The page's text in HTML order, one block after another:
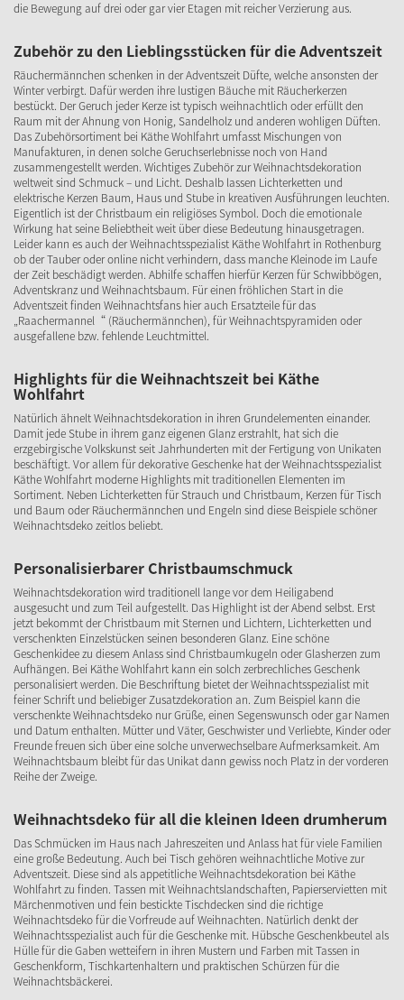
die Bewegung auf drei oder gar vier Etagen mit reicher Verzierung aus.
Zubehör zu den Lieblingsstücken für die Adventszeit
Räuchermännchen schenken in der Adventszeit Düfte, welche ansonsten der
Winter verbirgt. Dafür werden ihre lustigen Bäuche mit Räucherkerzen
bestückt. Der Geruch jeder Kerze ist typisch weihnachtlich oder erfüllt den
Raum mit der Ahnung von Honig, Sandelholz und anderen wohligen Düften.
Das Zubehörsortiment bei Käthe Wohlfahrt umfasst Mischungen von
Manufakturen, in denen solche Geruchserlebnisse noch von Hand
zusammengestellt werden. Wichtiges Zubehör zur Weihnachtsdekoration
weltweit sind Schmuck – und Licht. Deshalb lassen Lichterketten und
elektrische Kerzen Baum, Haus und Stube in kreativen Ausführungen leuchten.
Eigentlich ist der Christbaum ein religiöses Symbol. Doch die emotionale
Wirkung hat seine Beliebtheit weit über diese Bedeutung hinausgetragen.
Leider kann es auch der Weihnachtsspezialist Käthe Wohlfahrt in Rothenburg
ob der Tauber oder online nicht verhindern, dass manche Kleinode im Laufe
der Zeit beschädigt werden. Abhilfe schaffen hierfür Kerzen für Schwibbögen,
Adventskranz und Weihnachtsbaum. Für einen fröhlichen Start in die
Adventszeit finden Weihnachtsfans hier auch Ersatzteile für das
„Raachermannel“ (Räuchermännchen), für Weihnachtspyramiden oder
ausgefallene bzw. fehlende Leuchtmittel.
Highlights für die Weihnachtszeit bei Käthe
Wohlfahrt
Natürlich ähnelt Weihnachtsdekoration in ihren Grundelementen einander.
Damit jede Stube in ihrem ganz eigenen Glanz erstrahlt, hat sich die
erzgebirgische Volkskunst seit Jahrhunderten mit der Fertigung von Unikaten
beschäftigt. Vor allem für dekorative Geschenke hat der Weihnachtsspezialist
Käthe Wohlfahrt moderne Highlights mit traditionellen Elementen im
Sortiment. Neben Lichterketten für Strauch und Christbaum, Kerzen für Tisch
und Baum oder Räuchermännchen und Engeln sind diese Beispiele schöner
Weihnachtsdeko zeitlos beliebt.
Personalisierbarer Christbaumschmuck
Weihnachtsdekoration wird traditionell lange vor dem Heiligabend
ausgesucht und zum Teil aufgestellt. Das Highlight ist der Abend selbst. Erst
jetzt bekommt der Christbaum mit Sternen und Lichtern, Lichterketten und
verschenkten Einzelstücken seinen besonderen Glanz. Eine schöne
Geschenkidee zu diesem Anlass sind Christbaumkugeln oder Glasherzen zum
Aufhängen. Bei Käthe Wohlfahrt kann ein solch zerbrechliches Geschenk
personalisiert werden. Die Beschriftung bietet der Weihnachtsspezialist mit
feiner Schrift und beliebiger Zusatzdekoration an. Zum Beispiel kann die
verschenkte Weihnachtsdeko nur Grüße, einen Segenswunsch oder gar Namen
und Datum enthalten. Mütter und Väter, Geschwister und Verliebte, Kinder oder
Freunde freuen sich über eine solche unverwechselbare Aufmerksamkeit. Am
Weihnachtsbaum bleibt für das Unikat dann gewiss noch Platz in der vorderen
Reihe der Zweige.
Weihnachtsdeko für all die kleinen Ideen drumherum
Das Schmücken im Haus nach Jahreszeiten und Anlass hat für viele Familien
eine große Bedeutung. Auch bei Tisch gehören weihnachtliche Motive zur
Adventszeit. Diese sind als appetitliche Weihnachtsdekoration bei Käthe
Wohlfahrt zu finden. Tassen mit Weihnachtslandschaften, Papierservietten mit
Märchenmotiven und fein bestickte Tischdecken sind die richtige
Weihnachtsdeko für die Vorfreude auf Weihnachten. Natürlich denkt der
Weihnachtsspezialist auch für die Geschenke mit. Hübsche Geschenkbeutel als
Hülle für die Gaben wetteifern in ihren Mustern und Farben mit Tassen in
Geschenkform, Tischkartenhaltern und praktischen Schürzen für die
Weihnachtsbäckerei.